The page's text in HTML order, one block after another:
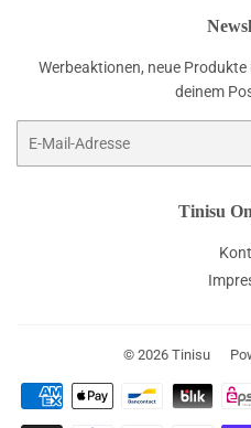
Werbeaktionen, neue
deinem
Tinisu
© 2026 Tinisu